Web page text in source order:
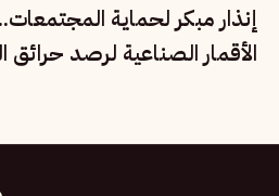
إنذار مبكر لحماية
الأقمار الصناعية لرصد حرائق